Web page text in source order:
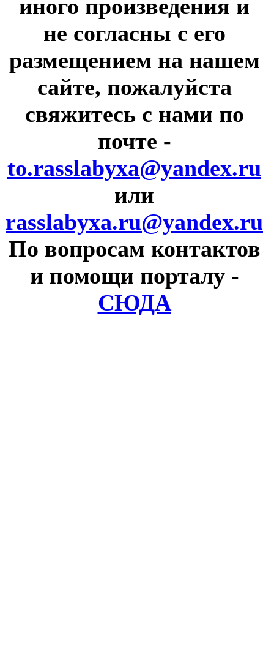
иного произведения и
не согласны с его
размещением на нашем
сайте, пожалуйста
свяжитесь с нами по
почте -
to.rasslabyxa@yandex.ru
или
rasslabyxa.ru@yandex.ru
По вопросам контактов
и помощи порталу -
СЮДА